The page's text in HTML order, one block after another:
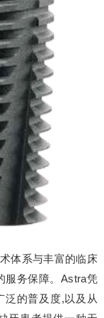
体系与丰富的临床
服务保障。Astra凭
泛的普及度,以及从